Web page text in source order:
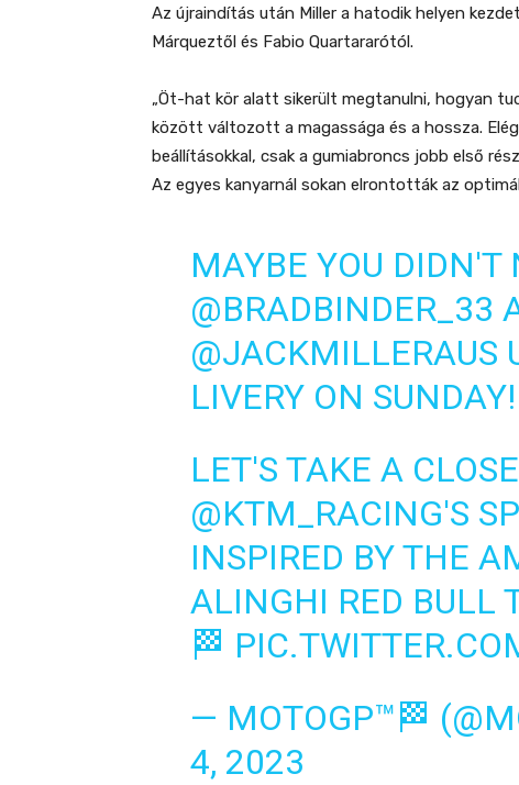
Az újraindítás után Miller a hatodik helyen
Márqueztől és Fabio Quartararótól.
„Öt-hat kör alatt sikerült megtanulni, hogyan
között változott a magassága és a hossza.
beállításokkal, csak a gumiabroncs jobb első
Az egyes kanyarnál sokan elrontották az
MAYBE YOU DIDN'T
@BRADBINDER_33
@JACKMILLERAUS
LIVERY ON
LET'S TAKE A
@KTM_RACING'S
INSPIRED BY THE
ALINGHI RED BULL
🏁
— MOTOGP™🏁
4, 2023